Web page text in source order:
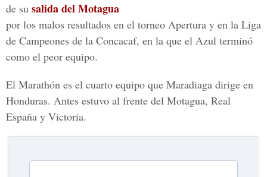
de su salida del Motagua
por los malos resultados en el torneo Apertura y en la Liga
de Campeones de la Concacaf, en la que el Azul terminó
como el peor equipo.
El Marathón es el cuarto equipo que Maradiaga dirige en
Honduras. Antes estuvo al frente del Motagua, Real
España y Victoria.